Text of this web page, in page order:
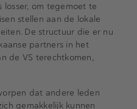
losser, om tegemoet te
stellen aan de lokale
De structuur die er nu
partners in het
de VS terechtkomen,
dat andere leden
gemakkelijk kunnen